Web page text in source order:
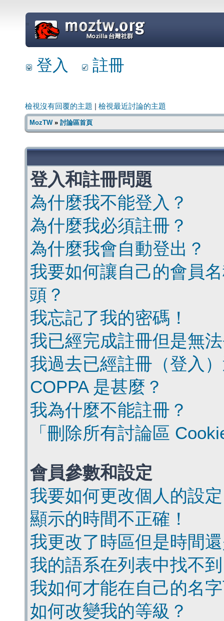
=
登入 註冊
檢視沒有回覆的主題 檢視最近討論的主題
MozTW» 討論區首頁
登入和註冊問題
為什麼我不能登入？
為什麼我必須註冊？
為什麼我會自動登出？
我要如何讓自己的會員
頭？
我忘記了我的密碼！
我已經完成註冊但是無
我過去已經註冊（登入
COPPA 是甚麼？
我為什麼不能註冊？
「刪除所有討論區
會員參數和設定
我要如何更改個人的設
顯示的時間不正確！
我更改了時區但是時間
我的語系在列表中找不
我如何才能在自己的名
如何改變我的等級？